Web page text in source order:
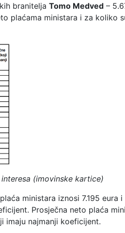
branitelja Tomo Medved –
plaćama ministara i za koliko
(imovinske kartice)
ministara iznosi 7.195 eura
Prosječna neto plaća
imaju najmanji koeficijent.